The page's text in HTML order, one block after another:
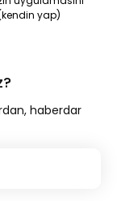
yap)
haberdar